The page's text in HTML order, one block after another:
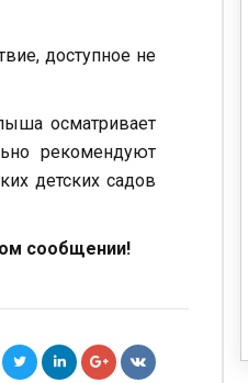
доступное не
осматривает
рекомендуют
детских садов
сообщении!